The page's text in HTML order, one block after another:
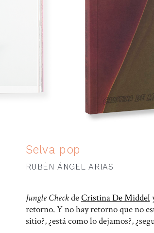
Selva pop
RUBÉN ÁNGEL ARIAS
Jungle CheckdeCristina De Middel
retorno. Y no hay retorno que no
sitio?, ¿está como lo dejamos?,